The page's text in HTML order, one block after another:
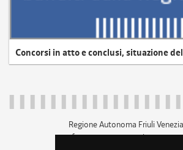
Concorsi in atto e conclusi, situazione
Regione Autonoma Friuli
c.f. 80014930327; p.iva